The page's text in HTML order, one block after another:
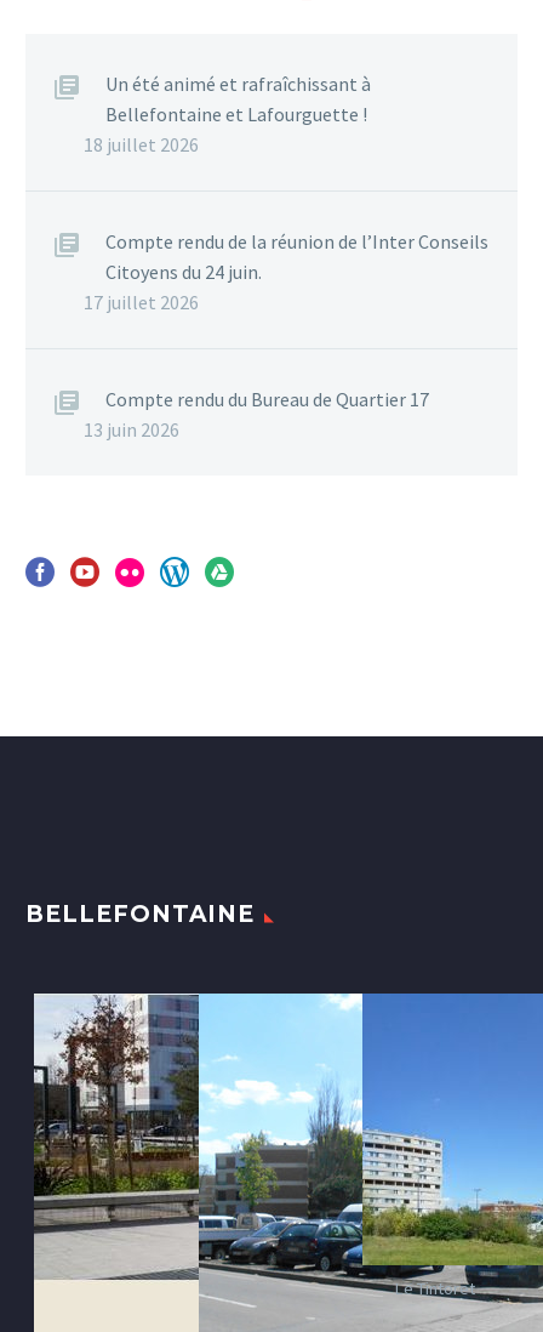
Un été animé et rafraîchissant à
Bellefontaine et Lafourguette !
18 juillet 2026
Compte rendu de la réunion de l’Inter Conseils
Citoyens du 24 juin.
17 juillet 2026
Compte rendu du Bureau de Quartier 17
13 juin 2026
BELLEFONTAINE
Le Tintoret